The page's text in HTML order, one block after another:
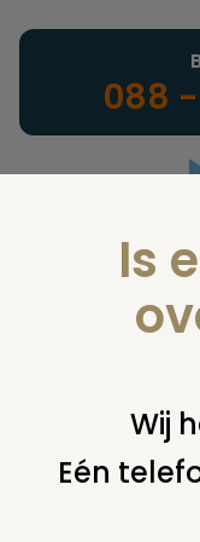
088
U bent hier: home
Is
Wij
Eén